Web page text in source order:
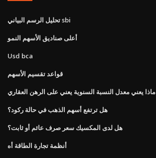
تحليل الرسم البياني sbi
أعلى صناديق الأسهم النمو
Usd bca
قواعد تقسيم الأسهم
ماذا يعني معدل النسبة السنوية يعني على الرهن العقاري
هل ترتفع أسهم الذهب في حالة ركود؟
هل لدى المكسيك سعر صرف عائم أو ثابت؟
أنظمة تجارة الطاقة أه